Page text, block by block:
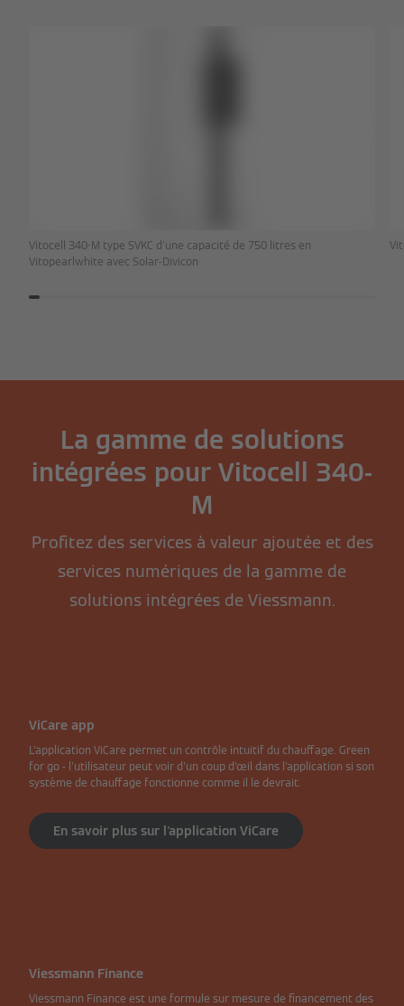
Vitocell 340-M type SVKC d'une capacité de 750 litres en
Vitopearlwhite avec Solar-Divicon
La gamme de solutions
intégrées pour Vitocell 340-
M
Profitez des services à valeur ajoutée et des
services numériques de la gamme de
solutions intégrées de Viessmann.
ViCare app
L'application ViCare permet un contrôle intuitif du chauffage. Green
for go - l'utilisateur peut voir d'un coup d'œil dans l'application si son
système de chauffage fonctionne comme il le devrait.
En savoir plus sur l'application ViCare
Viessmann Finance
Viessmann Finance est une formule sur mesure de financement des